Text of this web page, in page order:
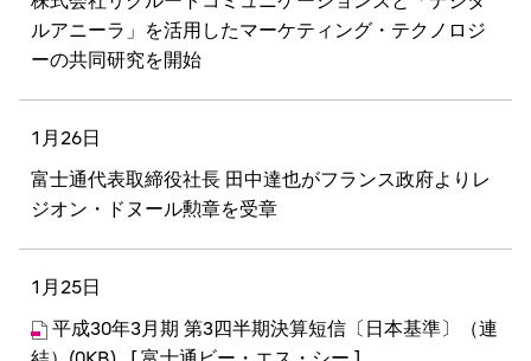
ルアニーラ」を活用したマーケティング・テクノロジ
ーの共同研究を開始
1月26日
富士通代表取締役社長 田中達也がフランス政府よりレ
ジオン・ドヌール勲章を受章
1月25日
平成30年3月期 第3四半期決算短信〔日本基準〕（連